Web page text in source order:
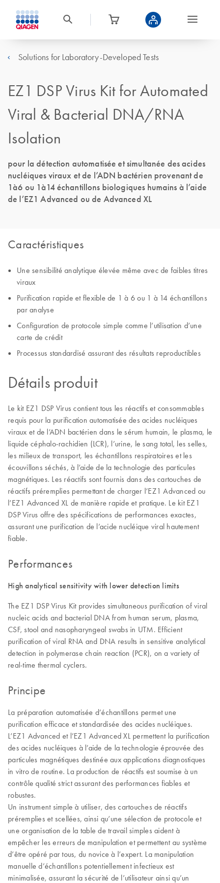
Solutions for Laboratory-Developed Tests
EZ1 DSP Virus Kit for Automated
Viral & Bacterial DNA/RNA
Isolation
pour la détection automatisée et simultanée des acides
nucléiques viraux et de l’ADN bactérien provenant de
1à6 ou 1à14 échantillons biologiques humains à l’aide
de l’EZ1 Advanced ou de Advanced XL
Caractéristiques
Une sensibilité analytique élevée même avec de faibles titres
viraux
Purification rapide et flexible de 1 à 6 ou 1 à 14 échantillons
par analyse
Configuration de protocole simple comme l’utilisation d’une
carte de crédit
Processus standardisé assurant des résultats reproductibles
Détails produit
Le kit EZ1 DSP Virus contient tous les réactifs et consommables
requis pour la purification automatisée des acides nucléiques
viraux et de l’ADN bactérien dans le sérum humain, le plasma, le
liquide céphalo-rachidien (LCR), l’urine, le sang total, les selles,
les milieux de transport, les échantillons respiratoires et les
écouvillons séchés, à l’aide de la technologie des particules
magnétiques. Les réactifs sont fournis dans des cartouches de
réactifs préremplies permettant de charger l’EZ1 Advanced ou
l’EZ1 Advanced XL de manière rapide et pratique. Le kit EZ1
DSP Virus offre des spécifications de performances exactes,
assurant une purification de l’acide nucléique viral hautement
fiable.
Performances
High analytical sensitivity with lower detection limits
The EZ1 DSP Virus Kit provides simultaneous purification of viral
nucleic acids and bacterial DNA from human serum, plasma,
CSF, stool and nasopharyngeal swabs in UTM. Efficient
purification of viral RNA and DNA results in sensitive analytical
detection in polymerase chain reaction (PCR), on a variety of
real-time thermal cyclers.
Principe
La préparation automatisée d’échantillons permet une
purification efficace et standardisée des acides nucléiques.
L’EZ1 Advanced et l’EZ1 Advanced XL permettent la purification
des acides nucléiques à l’aide de la technologie éprouvée des
particules magnétiques destinée aux applications diagnostiques
in vitro de routine. La production de réactifs est soumise à un
contrôle qualité strict assurant des performances fiables et
robustes.
Un instrument simple à utiliser, des cartouches de réactifs
préremplies et scellées, ainsi qu’une sélection de protocole et
une organisation de la table de travail simples aident à
empêcher les erreurs de manipulation et permettent au système
d’être opéré par tous, du novice à l’expert. La manipulation
manuelle d’échantillons potentiellement infectieux est
minimalisée, assurant la sécurité de l’utilisateur ainsi qu’un